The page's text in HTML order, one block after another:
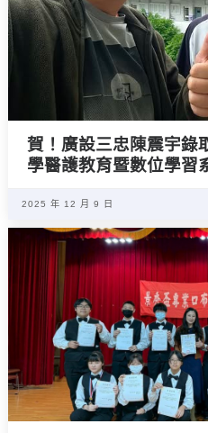
賀！廣設三忠陳震宇錄
學醫護教育暨數位學習
2025 年 12 月 9 日